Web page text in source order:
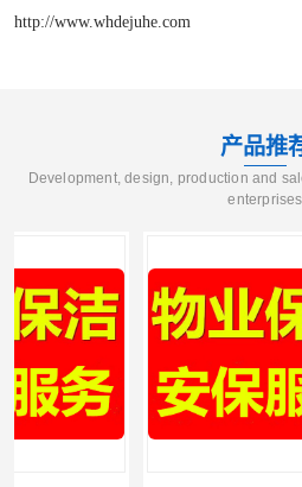
http://www.whdejuhe.com
产品推
Development, design, production and
enterprises